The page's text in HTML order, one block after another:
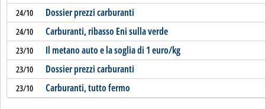
24/10 Dossier prezzi carburanti
24/10 Carburanti, ribasso Eni sulla verde
23/10 Il metano auto e la soglia di 1 euro/kg
23/10 Dossier prezzi carburanti
23/10 Carburanti, tutto fermo